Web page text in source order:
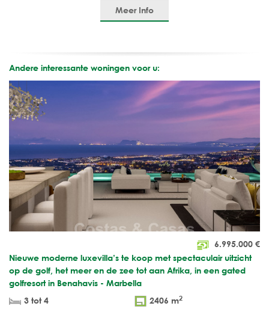
Meer Info
Andere interessante woningen voor u:
6.995.000 €
Nieuwe moderne luxevilla’s te koop met spectaculair uitzicht
op de golf, het meer en de zee tot aan Afrika, in een gated
golfresort in Benahavis - Marbella
3 tot 4
2406 m2